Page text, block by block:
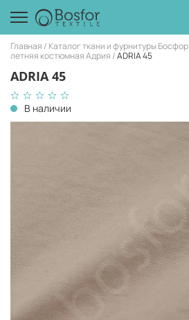
Главная Каталог ткани и фурнитуры Босфор
летняя костюмная Адрия ADRIA 45
ADRIA 45
В наличии